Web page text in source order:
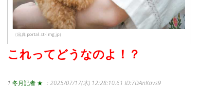
（出典 portal.st-img.jp）
これってどうなのよ！？
1 冬月記者 ★ ：2025/07/17(木) 12:28:10.61 ID:7DAnKovs9